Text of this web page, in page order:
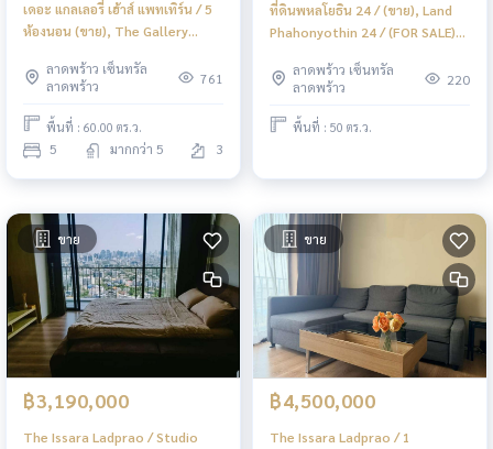
เดอะ แกลเลอรี่ เฮ้าส์ แพทเทิร์น / 5
ห้องนอน (ขาย), The Gallery
(FOR SALE) TPM137
ลาดพร้าว เซ็นทรัล
ลาดพร้าว
761
พื้นที่ : 60.00 ตร.ว.
5 มากกว่า 5 3
ที่ดินพหลโยธิน 24 / (ขาย), Land
Phahonyothin 24 / (FOR SALE)
ลาดพร้าว เซ็นทรัล
ลาดพร้าว
220
พื้นที่ : 50 ตร.ว.
ขาย
฿3,190,000
The Issara Ladprao / Studio
ขาย
฿4,500,000
The Issara Ladprao / 1